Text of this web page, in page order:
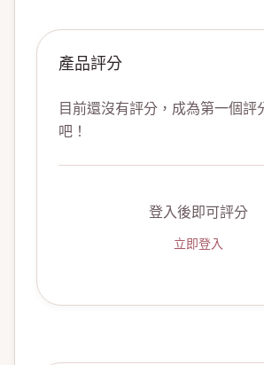
產品評分
目前還沒有評分，成為第一個評
吧！
登入後即可評分
立即登入